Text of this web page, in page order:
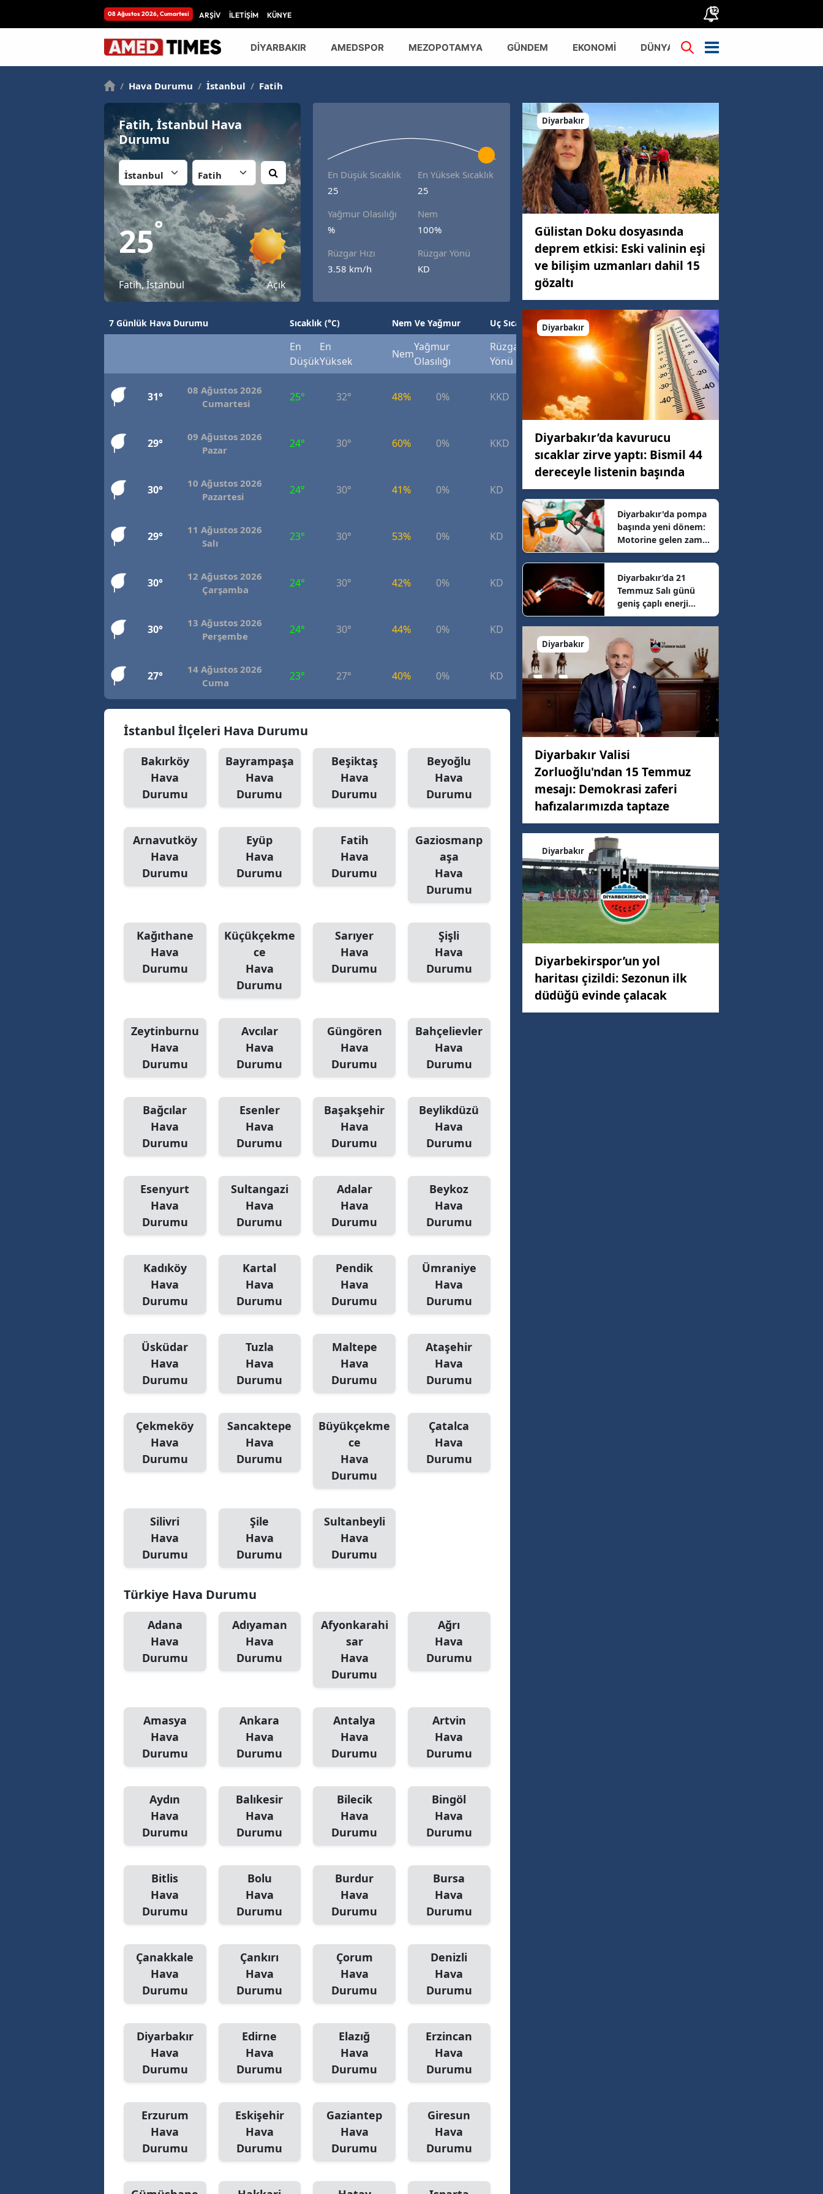
08 Ağustos 2026, Cumartesi ARŞİV İLETİŞİM KÜNYE 12
DİYARBAKIR AMEDSPOR MEZOPOTAMYA GÜNDEM EKONOMİ DÜNYA TÜRKİYE
/ Hava Durumu / İstanbul / Fatih
Fatih, İstanbul Hava
Durumu
25°
Fatih, İstanbul Açık
En Düşük Sıcaklık
25
En Yüksek Sıcaklık
25
Yağmur Olasılığı
%
Nem
100%
Rüzgar Hızı
3.58 km/h
Rüzgar Yönü
KD
7 Günlük Hava Durumu Sıcaklık (°C) Nem Ve Yağmur Uç Sıcaklık (°C)
En
Düşük
En
Yüksek
Nem
Yağmur
Olasılığı
Rüzgar
Yönü
Rüzgar
31°
08 Ağustos 2026
Cumartesi
25° 32° 48% 0% KKD 5.88 km/h
29°
09 Ağustos 2026
Pazar
24° 30° 60% 0% KKD 8.19 km/h
30°
10 Ağustos 2026
Pazartesi
24° 30° 41% 0% KD 7.89 km/h
29°
11 Ağustos 2026
Salı
23° 30° 53% 0% KD 8.17 km/h
30°
12 Ağustos 2026
Çarşamba
24° 30° 42% 0% KD 8.14 km/h
30°
13 Ağustos 2026
Perşembe
24° 30° 44% 0% KD 9.54 km/h
27°
14 Ağustos 2026
Cuma
23° 27° 40% 0% KD 9.09 km/h
İstanbul İlçeleri Hava Durumu
Bakırköy
Hava
Durumu
Bayrampaşa
Hava
Durumu
Beşiktaş
Hava
Durumu
Beyoğlu
Hava
Durumu
Arnavutköy
Hava
Durumu
Eyüp
Hava
Durumu
Fatih
Hava
Durumu
Gaziosmanp
aşa
Hava
Durumu
Kağıthane
Hava
Durumu
Küçükçekme
ce
Hava
Durumu
Sarıyer
Hava
Durumu
Şişli
Hava
Durumu
Zeytinburnu
Hava
Durumu
Avcılar
Hava
Durumu
Güngören
Hava
Durumu
Bahçelievler
Hava
Durumu
Bağcılar
Hava
Durumu
Esenler
Hava
Durumu
Başakşehir
Hava
Durumu
Beylikdüzü
Hava
Durumu
Esenyurt
Hava
Durumu
Sultangazi
Hava
Durumu
Adalar
Hava
Durumu
Beykoz
Hava
Durumu
Kadıköy
Hava
Durumu
Kartal
Hava
Durumu
Pendik
Hava
Durumu
Ümraniye
Hava
Durumu
Üsküdar
Hava
Durumu
Tuzla
Hava
Durumu
Maltepe
Hava
Durumu
Ataşehir
Hava
Durumu
Çekmeköy
Hava
Durumu
Sancaktepe
Hava
Durumu
Büyükçekme
ce
Hava
Durumu
Çatalca
Hava
Durumu
Silivri
Hava
Durumu
Şile
Hava
Durumu
Sultanbeyli
Hava
Durumu
Türkiye Hava Durumu
Adana
Hava
Durumu
Adıyaman
Hava
Durumu
Afyonkarahi
sar
Hava
Durumu
Ağrı
Hava
Durumu
Amasya
Hava
Durumu
Ankara
Hava
Durumu
Antalya
Hava
Durumu
Artvin
Hava
Durumu
Aydın
Hava
Durumu
Balıkesir
Hava
Durumu
Bilecik
Hava
Durumu
Bingöl
Hava
Durumu
Bitlis
Hava
Durumu
Bolu
Hava
Durumu
Burdur
Hava
Durumu
Bursa
Hava
Durumu
Çanakkale
Hava
Durumu
Çankırı
Hava
Durumu
Çorum
Hava
Durumu
Denizli
Hava
Durumu
Diyarbakır
Hava
Durumu
Edirne
Hava
Durumu
Elazığ
Hava
Durumu
Erzincan
Hava
Durumu
Erzurum
Hava
Durumu
Eskişehir
Hava
Durumu
Gaziantep
Hava
Durumu
Giresun
Hava
Durumu
Diyarbakır
Gülistan Doku dosyasında
deprem etkisi: Eski valinin eşi
ve bilişim uzmanları dahil 15
gözaltı
Diyarbakır
Diyarbakır’da kavurucu
sıcaklar zirve yaptı: Bismil 44
dereceyle listenin başında
Diyarbakır'da pompa
başında yeni dönem:
Motorine gelen zam
sonrası güncel fiyatlar
belli oldu
Diyarbakır’da 21
Temmuz Salı günü
geniş çaplı enerji
mesaisi: 16 ilçede
elektrikler kesilecek
Diyarbakır
Diyarbakır Valisi
Zorluoğlu'ndan 15 Temmuz
mesajı: Demokrasi zaferi
hafızalarımızda taptaze
Diyarbakır
Diyarbekirspor’un yol
haritası çizildi: Sezonun ilk
düdüğü evinde çalacak